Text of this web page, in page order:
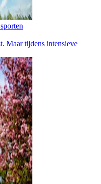
Maar tijdens intensieve